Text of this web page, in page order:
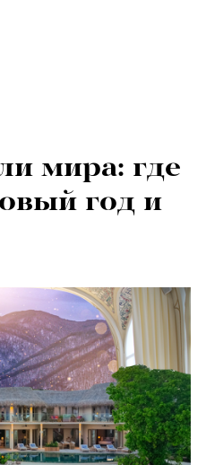
мира: где
год и